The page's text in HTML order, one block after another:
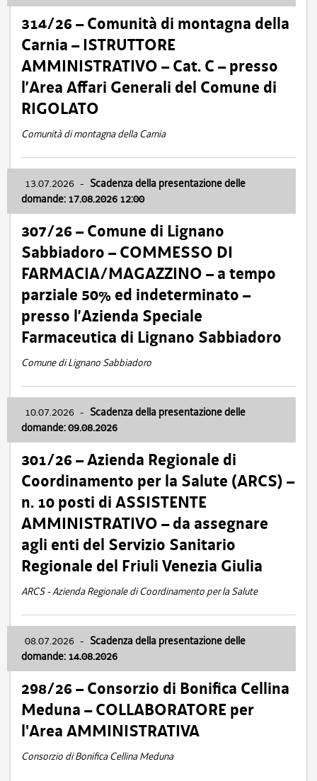
314/26 – Comunità di montagna della
Carnia – ISTRUTTORE
AMMINISTRATIVO – Cat. C – presso
l’Area Affari Generali del Comune di
RIGOLATO
Comunità di montagna della Carnia
13.07.2026 - Scadenza della presentazione delle
domande: 17.08.2026 12:00
307/26 – Comune di Lignano
Sabbiadoro – COMMESSO DI
FARMACIA/MAGAZZINO – a tempo
parziale 50% ed indeterminato –
presso l’Azienda Speciale
Farmaceutica di Lignano Sabbiadoro
Comune di Lignano Sabbiadoro
10.07.2026 - Scadenza della presentazione delle
domande: 09.08.2026
301/26 – Azienda Regionale di
Coordinamento per la Salute (ARCS) –
n. 10 posti di ASSISTENTE
AMMINISTRATIVO – da assegnare
agli enti del Servizio Sanitario
Regionale del Friuli Venezia Giulia
ARCS - Azienda Regionale di Coordinamento per la Salute
08.07.2026 - Scadenza della presentazione delle
domande: 14.08.2026
298/26 – Consorzio di Bonifica Cellina
Meduna – COLLABORATORE per
l'Area AMMINISTRATIVA
Consorzio di Bonifica Cellina Meduna